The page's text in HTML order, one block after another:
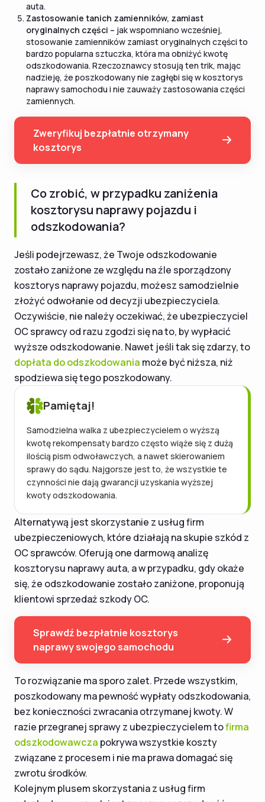
auta.
Zastosowanie tanich zamienników, zamiast
oryginalnych części – jak wspomniano wcześniej,
stosowanie zamienników zamiast oryginalnych części to
bardzo popularna sztuczka, która ma obniżyć kwotę
odszkodowania. Rzeczoznawcy stosują ten trik, mając
nadzieję, że poszkodowany nie zagłębi się w kosztorys
naprawy samochodu i nie zauważy zastosowania części
zamiennych.
Zweryfikuj bezpłatnie otrzymany
kosztorys
Co zrobić, w przypadku zaniżenia
kosztorysu naprawy pojazdu i
odszkodowania?
Jeśli podejrzewasz, że Twoje odszkodowanie
zostało zaniżone ze względu na źle sporządzony
kosztorys naprawy pojazdu, możesz samodzielnie
złożyć odwołanie od decyzji ubezpieczyciela.
Oczywiście, nie należy oczekiwać, że ubezpieczyciel
OC sprawcy od razu zgodzi się na to, by wypłacić
wyższe odszkodowanie. Nawet jeśli tak się zdarzy, to
dopłata do odszkodowania może być niższa, niż
spodziewa się tego poszkodowany.
Pamiętaj!
Samodzielna walka z ubezpieczycielem o wyższą
kwotę rekompensaty bardzo często wiąże się z dużą
ilością pism odwoławczych, a nawet skierowaniem
sprawy do sądu. Najgorsze jest to, że wszystkie te
czynności nie dają gwarancji uzyskania wyższej
kwoty odszkodowania.
Alternatywą jest skorzystanie z usług firm
ubezpieczeniowych, które działają na skupie szkód z
OC sprawców. Oferują one darmową analizę
kosztorysu naprawy auta, a w przypadku, gdy okaże
się, że odszkodowanie zostało zaniżone, proponują
klientowi sprzedaż szkody OC.
Sprawdź bezpłatnie kosztorys
naprawy swojego samochodu
To rozwiązanie ma sporo zalet. Przede wszystkim,
poszkodowany ma pewność wypłaty odszkodowania,
bez konieczności zwracania otrzymanej kwoty. W
razie przegranej sprawy z ubezpieczycielem tofirma
odszkodowawcza pokrywa wszystkie koszty
związane z procesem i nie ma prawa domagać się
zwrotu środków.
Kolejnym plusem skorzystania z usług firm